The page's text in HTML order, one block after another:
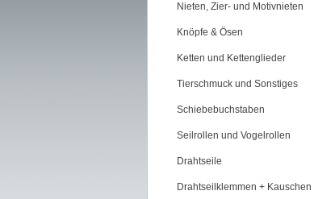
Nieten, Zier- und Motivnieten
Knöpfe & Ösen
Ketten und Kettenglieder
Tierschmuck und Sonstiges
Schiebebuchstaben
Seilrollen und Vogelrollen
Drahtseile
Drahtseilklemmen + Kauschen